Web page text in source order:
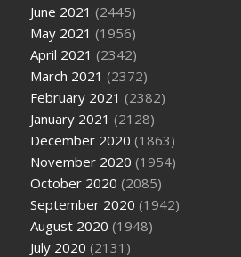
June 2021 (2445)
May 2021 (1956)
April 2021 (2342)
March 2021 (2372)
February 2021 (2382)
January 2021 (2128)
December 2020 (1863)
November 2020 (1954)
October 2020 (2085)
September 2020 (1942)
August 2020 (1948)
July 2020 (2131)